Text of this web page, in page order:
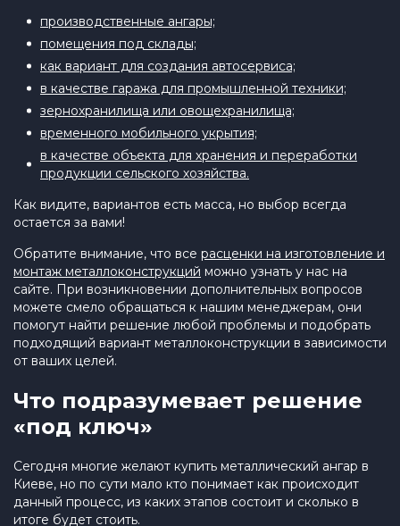
производственные ангары;
помещения под склады;
как вариант для создания автосервиса;
в качестве гаража для промышленной техники;
зернохранилища или овощехранилища;
временного мобильного укрытия;
в качестве объекта для хранения и переработки
продукции сельского хозяйства.
Как видите, вариантов есть масса, но выбор всегда
остается за вами!
Обратите внимание, что все расценки на изготовление и
монтаж металлоконструкций можно узнать у нас на
сайте. При возникновении дополнительных вопросов
можете смело обращаться к нашим менеджерам, они
помогут найти решение любой проблемы и подобрать
подходящий вариант металлоконструкции в зависимости
от ваших целей.
Что подразумевает решение
«под ключ»
Сегодня многие желают купить металлический ангар в
Киеве, но по сути мало кто понимает как происходит
данный процесс, из каких этапов состоит и сколько в
итоге будет стоить.